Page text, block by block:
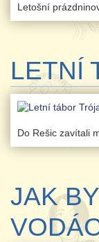
Letošní
LETNÍ
Do Rešic zavítali
JAK